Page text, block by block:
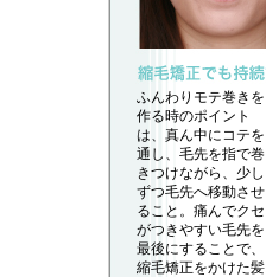
ふんわりモテ巻きを
作る時のポイント
は、真ん中にコテを
通し、毛先を指で巻
きつけながら、少し
ずつ毛先へ移動させ
ること。痛んでクセ
がつきやすい毛先を
最後にすることで、
縮毛矯正をかけた髪